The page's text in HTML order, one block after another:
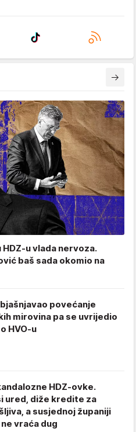
u vlada nervoza.
baš sada okomio na
povećanje
mirovina pa se uvrijedio
HVO-u
HDZ-ovke.
ured, diže kredite za
a susjednoj županiji
vraća dug